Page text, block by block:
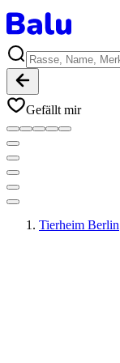
Gefällt mir
Tierheim Berlin